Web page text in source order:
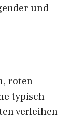
und
roten
typisch
verleihen